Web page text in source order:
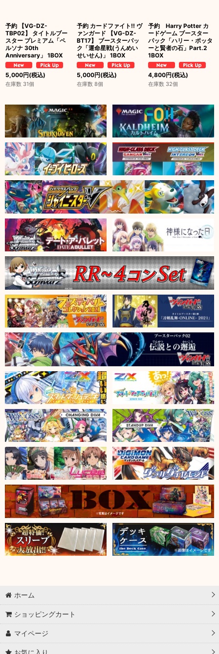
予約 【VG-DZ-
TBP02】 タイトルブー
スター プレミアム「ペ
ルソナ 30th
Anniversary」 1BOX
5,000円(税込)
在庫数 31個
予約 カードファイト!! ヴ
ァンガード 【VG-DZ-
BT17】 ブースターパッ
ク「運命星戦(うんめい
せいせん)」 1BOX
5,000円(税込)
在庫数 8個
予約 Harry Potter カ
ードゲーム ブースター
パック「ハリー・ポッタ
ーと賢者の石」Part.2
1BOX
4,800円(税込)
在庫数 32個
ホーム
ショッピングカート
マイページ
お気に入り